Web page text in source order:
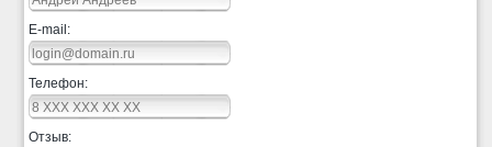
E-mail:
Телефон:
Отзыв: